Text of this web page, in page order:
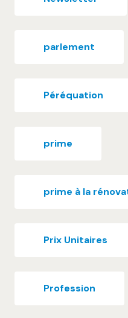
parlement
Péréquation
prime
prime à la
Prix Unitaires
Profession